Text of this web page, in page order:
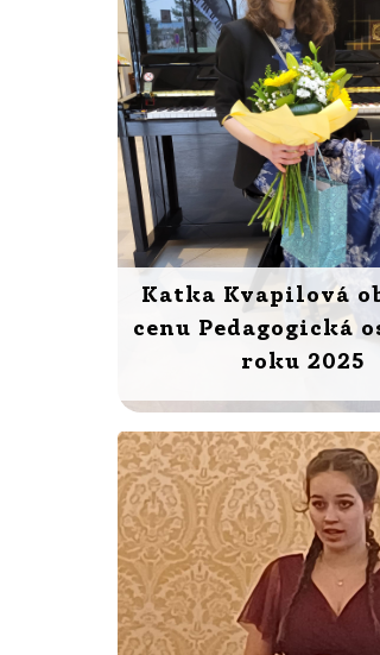
Katka Kvapilová
cenu Pedagogická
roku 2025